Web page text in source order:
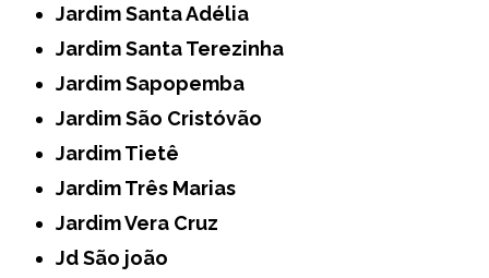
Jardim Santa Adélia
Jardim Santa Terezinha
Jardim Sapopemba
Jardim São Cristóvão
Jardim Tietê
Jardim Três Marias
Jardim Vera Cruz
Jd São joão